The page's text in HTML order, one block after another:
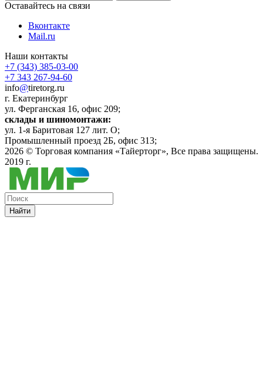
Оставайтесь на связи
Вконтакте
Mail.ru
Наши контакты
+7 (343) 385-03-00
+7 343 267-94-60
info@tiretorg.ru
г. Екатеринбург
ул. Ферганская 16, офис 209;
склады и шиномонтажи:
ул. 1-я Баритовая 127 лит. О;
Промышленный проезд 2Б, офис 313;
2026 © Торговая компания «Тайерторг», Все права защищены.
2019 г.
Найти